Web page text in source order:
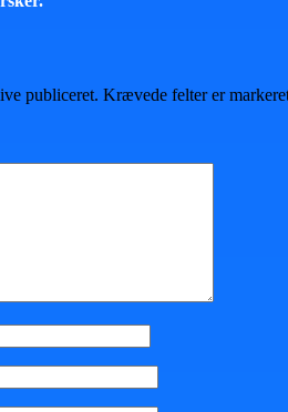
publiceret. Krævede felter er